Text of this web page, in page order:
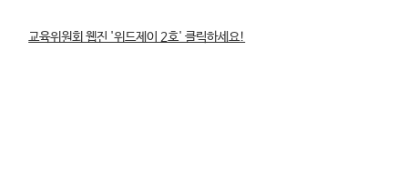
교육위원회 웹진 '위드제이 2호' 클릭하세요!